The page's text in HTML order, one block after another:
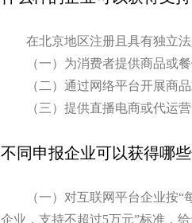
在北京地区注册且具有独立法
（一）为消费者提供商品或餐
（二）通过网络平台开展商品
（三）提供直播电商或代运营
不同申报企业可以获得哪些
（一）对互联网平台企业按“每
企业，支持不超过5万元”标准，